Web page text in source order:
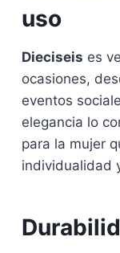
uso
Dieciseis es
ocasiones,
eventos
elegancia lo
para la mujer
individualidad